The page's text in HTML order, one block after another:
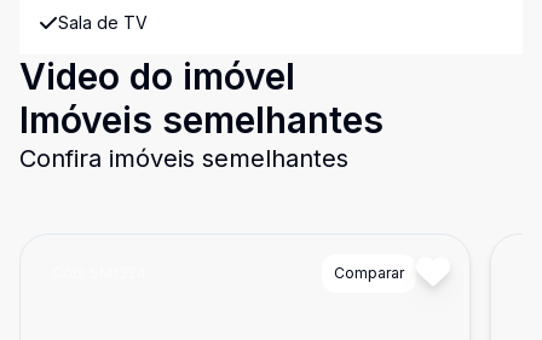
Sala de TV
Video do imóvel
Imóveis semelhantes
Confira imóveis semelhantes
Comparar